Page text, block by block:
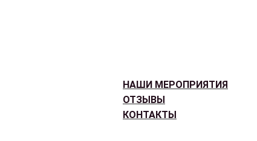
НАШИ МЕРОПРИЯТИЯ
ОТЗЫВЫ
КОНТАКТЫ